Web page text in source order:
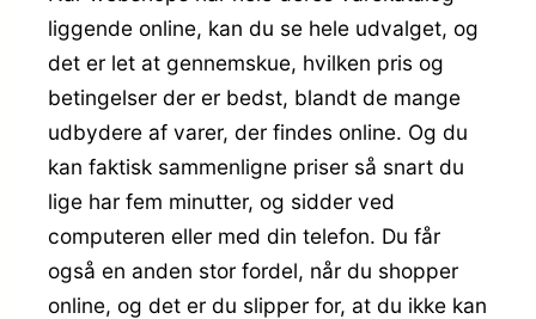
liggende online, kan du se hele udvalget, og
det er let at gennemskue, hvilken pris og
betingelser der er bedst, blandt de mange
udbydere af varer, der findes online. Og du
kan faktisk sammenligne priser så snart du
lige har fem minutter, og sidder ved
computeren eller med din telefon. Du får
også en anden stor fordel, når du shopper
online, og det er du slipper for, at du ikke kan